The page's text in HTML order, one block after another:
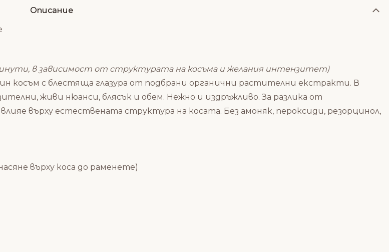
Описание
в зависимост от структурата на косъма и желания интензитет)
косъм с блестяща глазура от подбрани органични растителни екстракти. В
живи нюанси, блясък и обем. Нежно и издръжливо. За разлика от
върху естествената структура на косата. Без амоняк, пероксиди, резорцинол,
върху коса до раменете)